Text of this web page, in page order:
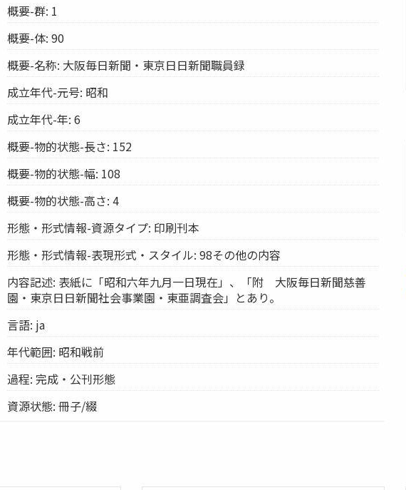
概要-群: 1
概要-体: 90
概要-名称: 大阪毎日新聞・東京日日新聞職員録
成立年代-元号: 昭和
成立年代-年: 6
概要-物的状態-長さ: 152
概要-物的状態-幅: 108
概要-物的状態-高さ: 4
形態・形式情報-資源タイプ: 印刷刊本
形態・形式情報-表現形式・スタイル: 98その他の内容
内容記述: 表紙に「昭和六年九月一日現在」、「附 大阪毎日新聞慈善
園・東京日日新聞社会事業園・東亜調査会」とあり。
言語: ja
年代範囲: 昭和戦前
過程: 完成・公刊形態
資源状態: 冊子/綴